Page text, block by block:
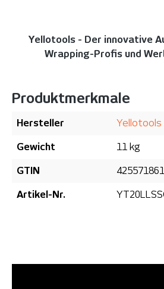
Yellotools - Der innovative
Wrapping-Profis und
Produktmerkmale
Hersteller Yellotools
Gewicht 11 kg
GTIN
Artikel-Nr.